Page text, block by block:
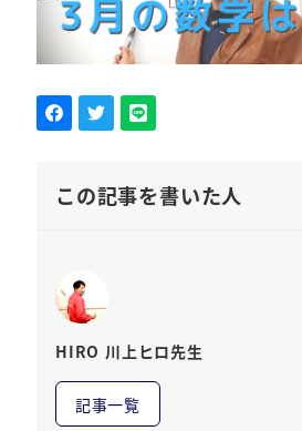
この記事を書いた人
HIRO 川上ヒロ先生
記事一覧